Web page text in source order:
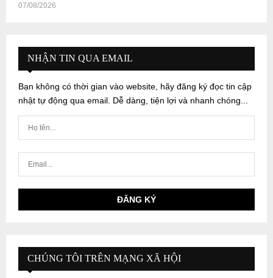
07/08/2026
NHẬN TIN QUA EMAIL
Bạn không có thời gian vào website, hãy đăng ký đọc tin cập
nhật tự động qua email. Dễ dàng, tiện lợi và nhanh chóng...
CHÚNG TÔI TRÊN MẠNG XÃ HỘI